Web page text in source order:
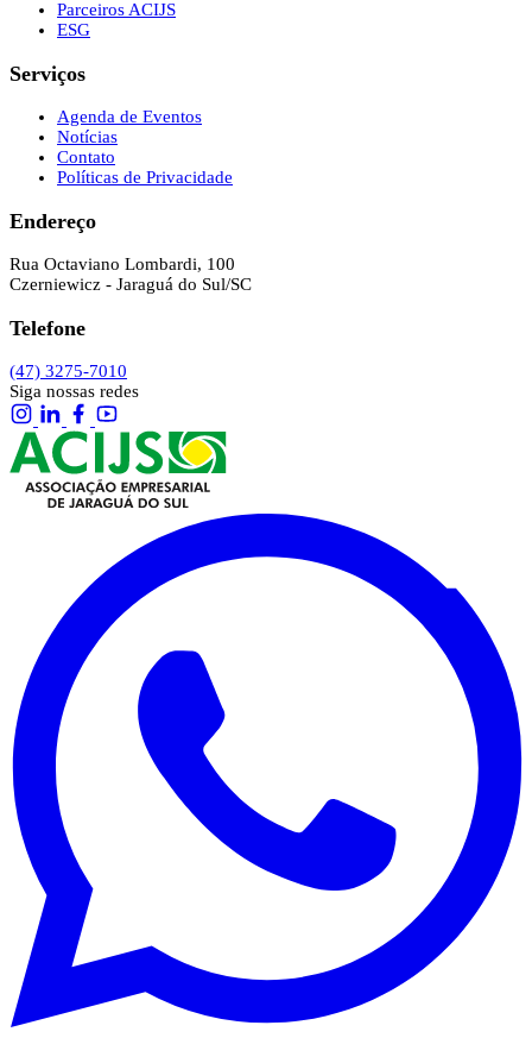
Parceiros ACIJS
ESG
Serviços
Agenda de Eventos
Notícias
Contato
Políticas de Privacidade
Endereço
Rua Octaviano Lombardi, 100
Czerniewicz - Jaraguá do Sul/SC
Telefone
(47) 3275-7010
Siga nossas redes